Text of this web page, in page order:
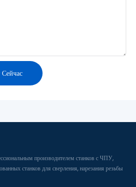
производителем станков с ЧПУ,
станков для сверления, нарезания резьбы